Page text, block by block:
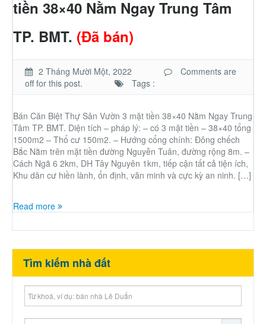
Liên hệ
tiền 38×40 Nằm Ngay Trung Tâm
TP. BMT. (Đã bán)
2 Tháng Mười Một, 2022
Comments are
off for this post.
Tags :
Bán Căn Biệt Thự Sân Vườn 3 mặt tiền 38×40 Nằm Ngay Trung
Tâm TP. BMT. Diện tích – pháp lý: – có 3 mặt tiền – 38×40 tổng
1500m2 – Thổ cư 150m2. – Hướng cổng chính: Đông chếch
Bắc Nằm trên mặt tiền đường Nguyễn Tuân, đường rộng 8m. –
Cách Ngã 6 2km, DH Tây Nguyên 1km, tiếp cận tất cả tiện ích,
Khu dân cư hiền lành, ổn định, văn minh và cực kỳ an ninh. […]
Read more
Tìm kiếm nhà đất